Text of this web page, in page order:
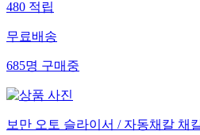
480적립
무료배송
685명구매중
보만 오토 슬라이서 / 자동채칼 채